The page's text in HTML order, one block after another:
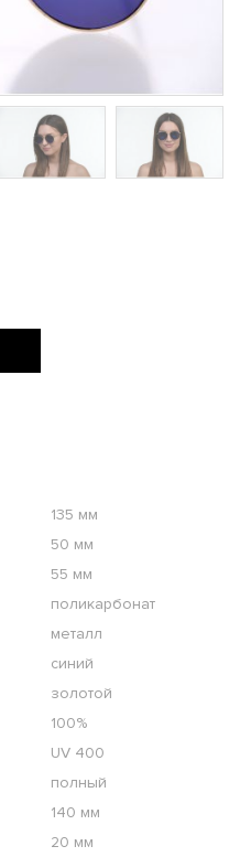
135 мм
50 мм
55 мм
поликарбонат
металл
синий
золотой
100%
UV 400
полный
140 мм
20 мм